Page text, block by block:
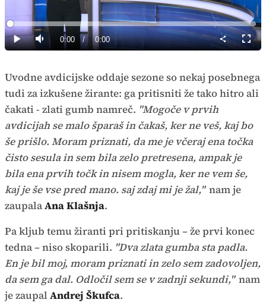
Predvajaj
PredvajajTiho Current
0:00 / Duration
0:00
Loaded:
0%
način
Uvodne avdicijske oddaje sezone so nekaj posebnega
tudi za izkušene žirante: ga pritisniti že tako hitro ali
čakati - zlati gumb namreč. "Mogoče v prvih
avdicijah se malo šparaš in čakaš, ker ne veš, kaj bo
še prišlo. Moram priznati, da me je včeraj ena točka
čisto sesula in sem bila zelo pretresena, ampak je
bila ena prvih točk in nisem mogla, ker ne vem še,
kaj je še vse pred mano. saj zdaj mi je žal," nam je
zaupalaAna Klašnja.
Pa kljub temu žiranti pri pritiskanju – že prvi konec
tedna – niso skoparili. "Dva zlata gumba sta padla.
En je bil moj, moram priznati in zelo sem zadovoljen,
da sem ga dal. Odločil sem se v zadnji sekundi," nam
je zaupal Andrej Škufca.